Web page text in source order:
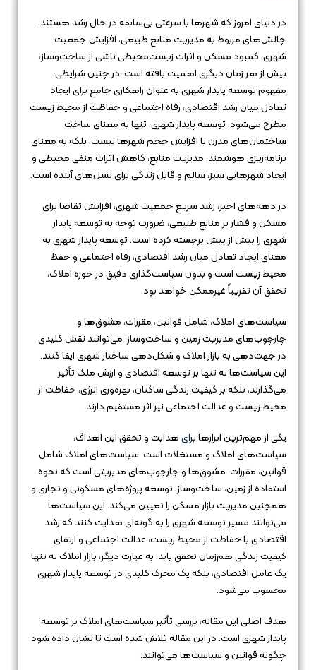
در دنیای امروز که شهرها با سرعتی بی‌سابقه در حال رشد هستند،
چالش‌های مربوط به مدیریت منابع طبیعی، افزایش جمعیت
شهری، کمبود مسکن و اثرات زیست‌محیطی ناشی از ساخت‌وساز،
بیش از هر زمان دیگری اهمیت یافته است. در چنین شرایطی،
مفهوم توسعه پایدار شهری به عنوان راهکاری جامع برای ایجاد
تعادل میان رشد اقتصادی، رفاه اجتماعی و حفاظت از محیط زیست
مطرح می‌شود. توسعه پایدار شهری، تنها به معنای ساخت
ساختمان‌های مدرن یا افزایش حجم شهرها نیست؛ بلکه به معنای
برنامه‌ریزی هوشمند، مدیریت منابع، کاهش اثرات منفی محیطی و
ایجاد شهرهایی سبز، سالم و قابل زندگی برای نسل‌های آینده است.
در دهه‌های اخیر، رشد سریع جمعیت شهری، افزایش تقاضا برای
مسکن و فشار بر منابع طبیعی، ضرورت توجه به توسعه پایدار
شهری را بیش از پیش برجسته کرده است. توسعه پایدار شهری به
معنای ایجاد تعادل میان رشد اقتصادی، رفاه اجتماعی و حفظ
محیط زیست است و بدون سیاست‌گذاری دقیق در حوزه املاک،
تحقق آن تقریباً غیرممکن خواهد بود.
سیاست‌های املاک، شامل قوانین، مقررات، مشوق‌ها و
چارچوب‌های مدیریت زمین و ساخت‌وساز، می‌توانند نقش کلیدی
در جهت‌دهی به بازار املاک و شکل‌دهی ساختار شهری ایفا کنند.
این سیاست‌ها نه تنها بر توسعه اقتصادی و ارزش ملک تأثیر
می‌گذارند، بلکه بر کیفیت زندگی ساکنان، بهره‌وری انرژی، حفاظت از
محیط زیست و عدالت اجتماعی نیز اثر مستقیم دارند.
یکی از مهم‌ترین ابزارهابرایهدایت و تحقق این اهداف،
سیاست‌های املاک و مستغلات است. سیاست‌های املاک شامل
قوانین، مقررات، مشوق‌ها و چارچوب‌های مدیریتی است که نحوه
استفاده از زمین، ساخت‌وساز، توسعه پروژه‌های مسکونی و تجاری و
همچنین مدیریت بازار مسکن را تعیین می‌کند. این سیاست‌ها
می‌توانند مسیر توسعه شهری را به گونه‌ای هدایت کنند که رشد
اقتصادی با حفاظت از محیط زیست، عدالت اجتماعی و ارتقای
کیفیت زندگی هم‌زمان تحقق یابد. به عبارت دیگر، بازار املاک نه تنها
یک عامل اقتصادی، بلکه یک محرک کلیدی در توسعه پایدار شهری
محسوب می‌شود.
هدف اصلی این مقاله، بررسی تأثیر سیاست‌های املاک بر توسعه
پایدار شهری است. در این مقاله تلاش شده است تا نشان داده شود
چگونه قوانین و سیاست‌ها می‌توانند: